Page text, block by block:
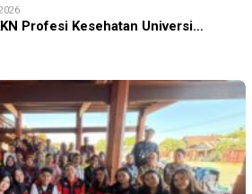
Profesi Kesehatan Universi…